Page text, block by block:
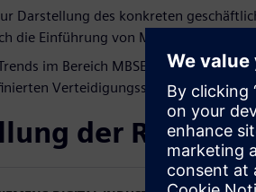
Darstellung des konkreten
die Einführung von MBSE
im Bereich MBSE, einschließlich
Verteidigungssystemen
der